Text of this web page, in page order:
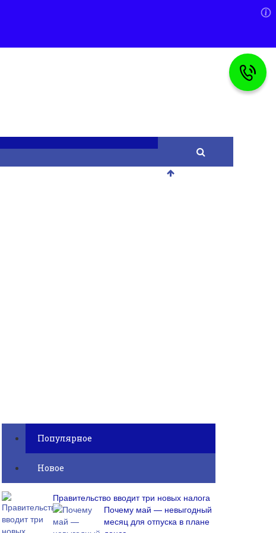
Популярное
Новое
Правительство вводит три новых налога
Почему май — невыгодный
месяц для отпуска в плане